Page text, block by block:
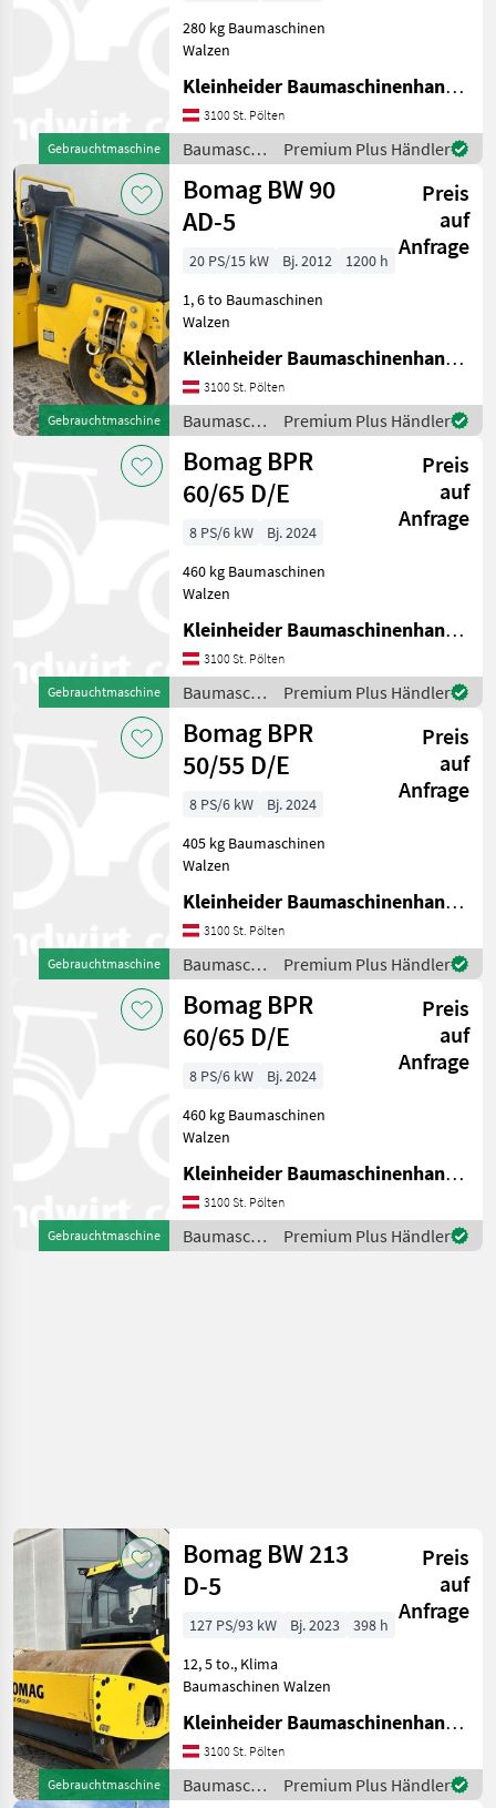
Gebrauchtmaschine
280 kg Baumaschinen
Walzen
Kleinheider Baumaschinenhandel GmbH.
3100 St. Pölten
Baumaschinen
/ Bomag
Premium Plus Händler
Gebrauchtmaschine
Bomag BW 90
AD-5
Preis
auf
Anfrage
20 PS/15 kW Bj. 2012
1200 h
1, 6 to Baumaschinen
Walzen
Kleinheider Baumaschinenhandel GmbH.
3100 St. Pölten
Baumaschinen
/ Bomag
Premium Plus Händler
Gebrauchtmaschine
Bomag BPR
60/65 D/E
Preis
auf
Anfrage
8 PS/6 kW
Bj. 2024
460 kg Baumaschinen
Walzen
Kleinheider Baumaschinenhandel GmbH.
3100 St. Pölten
Baumaschinen
/ Bomag
Premium Plus Händler
Gebrauchtmaschine
Bomag BPR
50/55 D/E
Preis
auf
Anfrage
8 PS/6 kW
Bj. 2024
405 kg Baumaschinen
Walzen
Kleinheider Baumaschinenhandel GmbH.
3100 St. Pölten
Baumaschinen
/ Bomag
Premium Plus Händler
Gebrauchtmaschine
Bomag BPR
60/65 D/E
Preis
auf
Anfrage
8 PS/6 kW
Bj. 2024
460 kg Baumaschinen
Walzen
Kleinheider Baumaschinenhandel GmbH.
3100 St. Pölten
Baumaschinen
/ Bomag
Premium Plus Händler
Gebrauchtmaschine
Bomag BW 213
D-5
Preis
auf
Anfrage
127 PS/93 kW Bj. 2023
398 h
12, 5 to., Klima
Baumaschinen Walzen
Kleinheider Baumaschinenhandel GmbH.
3100 St. Pölten
BaumaschinenPremium Plus Händler